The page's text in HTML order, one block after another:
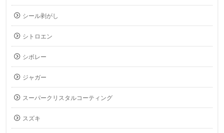
シール剥がし
シトロエン
シボレー
ジャガー
スーパークリスタルコーティング
スズキ